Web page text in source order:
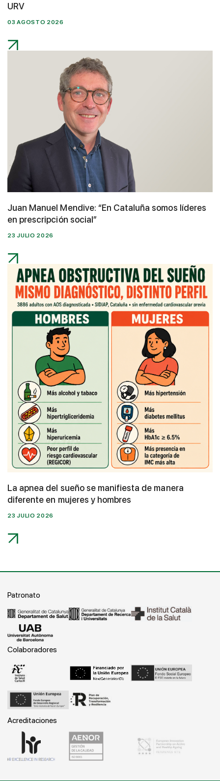
URV
03 AGOSTO 2026
Juan Manuel Mendive: “En Cataluña somos líderes
en prescripción social”
23 JULIO 2026
La apnea del sueño se manifiesta de manera
diferente en mujeres y hombres
23 JULIO 2026
Patronato
Colaboradores
Acreditaciones